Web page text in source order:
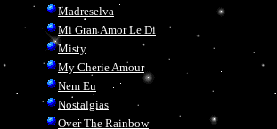
Madreselva
Mi Gran Amor Le Di
Misty
My Cherie Amour
Nem Eu
Nostalgias
Over The Rainbow